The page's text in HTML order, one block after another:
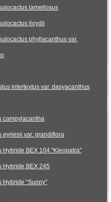
lamellosus
lloydii
phyllacanthus var.
intertextus var. dasyacanthus
campylacantha
eyriesii var. grandiflora
Hybride BEX 104 “Kleopatra”
Hybride BEX 245
Hybride “Sunny”